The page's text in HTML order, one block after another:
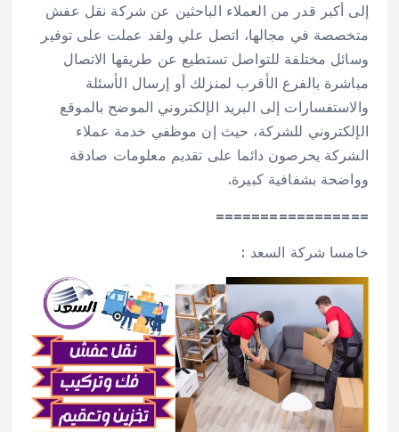
إلى أكبر قدر من العملاء الباحثين عن شركة نقل عفش
متخصصة في مجالها، اتصل علي ولقد عملت على توفير
وسائل مختلفة للتواصل تستطيع عن طريقها الاتصال
مباشرة بالفرع الأقرب لمنزلك أو إرسال الأسئلة
والاستفسارات إلى البريد الإلكتروني الموضح بالموقع
الإلكتروني للشركة، حيث إن موظفي خدمة عملاء
الشركة يحرصون دائما على تقديم معلومات صادقة
وواضحة بشفافية كبيرة.
=================
خامسا شركة السعد :